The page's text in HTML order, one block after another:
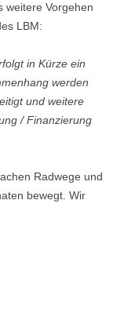
weitere Vorgehen
LBM:
in Kürze ein
werden
und weitere
/ Finanzierung
Radwege und
bewegt. Wir